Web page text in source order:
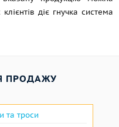
діє гнучка система
ПРОДАЖУ
та троси